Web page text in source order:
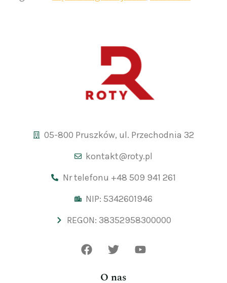
05-800 Pruszków, ul. Przechodnia 32
kontakt@roty.pl
Nr telefonu +48 509 941 261
NIP: 5342601946
REGON: 38352958300000
O nas